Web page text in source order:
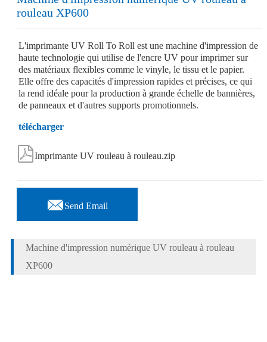
rouleau XP600
L'imprimante UV Roll To Roll est une machine d'impression de
haute technologie qui utilise de l'encre UV pour imprimer sur
des matériaux flexibles comme le vinyle, le tissu et le papier.
Elle offre des capacités d'impression rapides et précises, ce qui
la rend idéale pour la production à grande échelle de bannières,
de panneaux et d'autres supports promotionnels.
télécharger
Imprimante UV rouleau à rouleau.zip
Send Email
Machine d'impression numérique UV rouleau à rouleau
XP600